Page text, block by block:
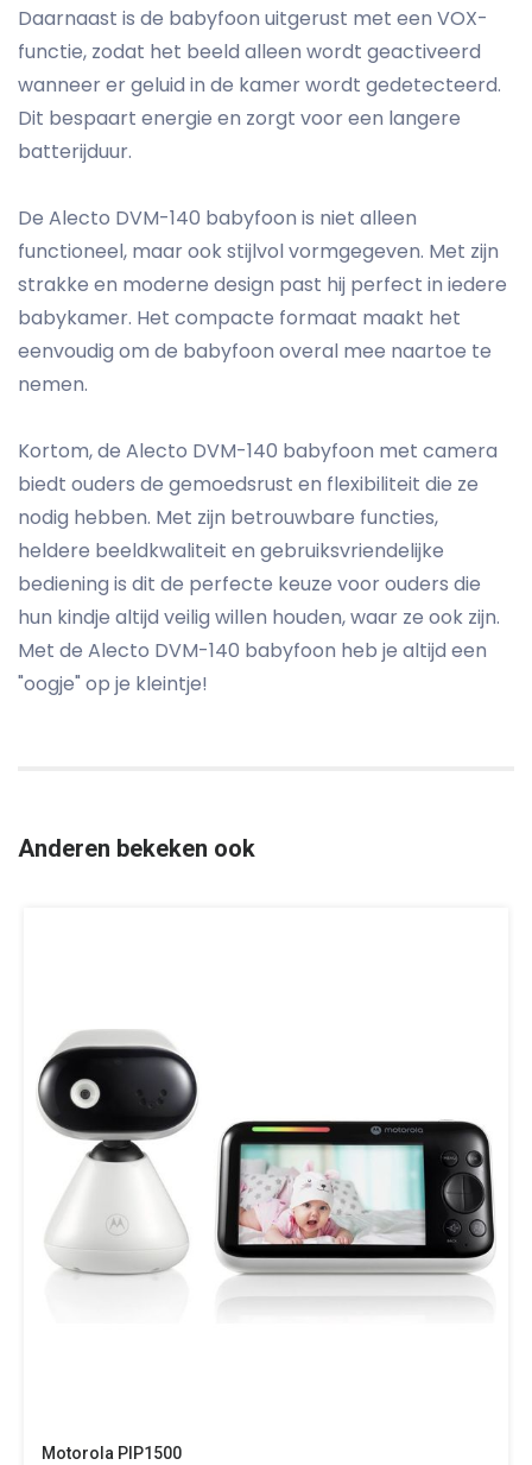
Daarnaast is de babyfoon uitgerust met een VOX-
functie, zodat het beeld alleen wordt geactiveerd
wanneer er geluid in de kamer wordt gedetecteerd.
Dit bespaart energie en zorgt voor een langere
batterijduur.
De Alecto DVM-140 babyfoon is niet alleen
functioneel, maar ook stijlvol vormgegeven. Met zijn
strakke en moderne design past hij perfect in iedere
babykamer. Het compacte formaat maakt het
eenvoudig om de babyfoon overal mee naartoe te
nemen.
Kortom, de Alecto DVM-140 babyfoon met camera
biedt ouders de gemoedsrust en flexibiliteit die ze
nodig hebben. Met zijn betrouwbare functies,
heldere beeldkwaliteit en gebruiksvriendelijke
bediening is dit de perfecte keuze voor ouders die
hun kindje altijd veilig willen houden, waar ze ook zijn.
Met de Alecto DVM-140 babyfoon heb je altijd een
"oogje" op je kleintje!
Anderen bekeken ook
Motorola PIP1500